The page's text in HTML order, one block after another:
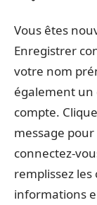
Vous êtes
Enregistrer
votre nom
également un
compte.
message
connectez-
remplissez
informations